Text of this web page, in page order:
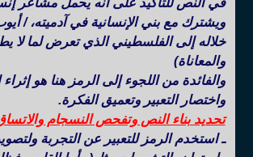
ويشترك مع بني الإنسانية في آدميته، /
خلاله إلى الفلسطيني الذي تعرض لما لا
والمعاناة)
والفائدة من اللجوء إلى الرمز هنا هو
واختصار التعبير وتعميق الفكرة.
تحديد بناء النص وتفحص النسجام
ـ استخدم الرمز للتعبير عن التجربة